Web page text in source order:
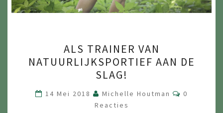
TRAINER
VAN
NATUURLIJKSPORTIEF
AAN
DE
ALS TRAINER VAN
NATUURLIJKSPORTIEF AAN DE
SLAG!
14 Mei 2018 Michelle Houtman Reacties
0
Reacties